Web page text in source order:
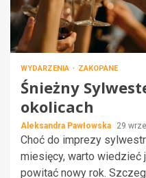
WYDARZENIA ZAKOPANE
Śnieżny
okolicach
Aleksandra Pawłowska 29
Choć do imprezy
miesięcy, warto wiedzieć
powitać nowy rok.